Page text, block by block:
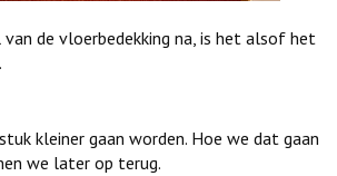
de vloerbedekking na, is het alsof het
kleiner gaan worden. Hoe we dat gaan
we later op terug.